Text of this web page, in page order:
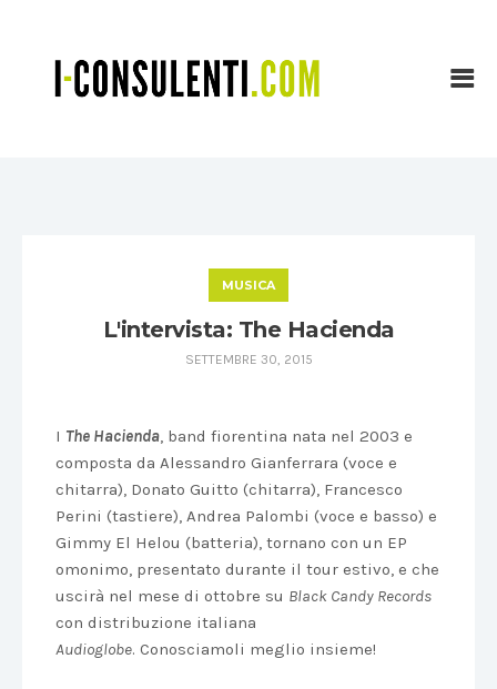
MUSICA
L'intervista: The Hacienda
SETTEMBRE 30, 2015
I The Hacienda, band fiorentina nata nel 2003 e
composta da Alessandro Gianferrara (voce e
chitarra), Donato Guitto (chitarra), Francesco
Perini (tastiere), Andrea Palombi (voce e basso) e
Gimmy El Helou (batteria), tornano con un EP
omonimo, presentato durante il tour estivo, e che
uscirà nel mese di ottobre su Black Candy Records
con distribuzione italiana
Audioglobe. Conosciamoli meglio insieme!